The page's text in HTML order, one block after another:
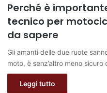
Perché è
tecnico per
da sapere
Gli amanti delle due ruote
moto, è senz’altro meno
Leggi tutto